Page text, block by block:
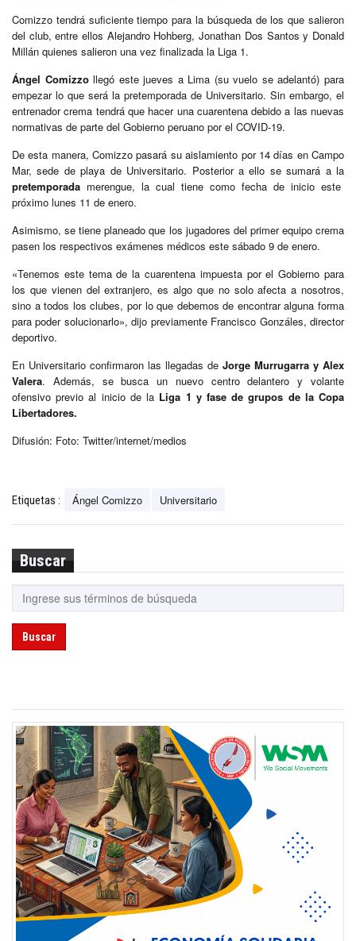
Comizzo tendrá suficiente tiempo para la búsqueda de los que salieron
del club, entre ellos Alejandro Hohberg, Jonathan Dos Santos y Donald
Millán quienes salieron una vez finalizada la Liga 1.
Ángel Comizzollegó este jueves a Lima (su vuelo se adelantó) para
empezar lo que será la pretemporada de Universitario. Sin embargo, el
entrenador crema tendrá que hacer una cuarentena debido a las nuevas
normativas de parte del Gobierno peruano por el COVID-19.
De esta manera, Comizzo pasará su aislamiento por 14 días en Campo
Mar, sede de playa de Universitario. Posterior a ello se sumará a la
pretemporada merengue, la cual tiene como fecha de inicio este
próximo lunes 11 de enero.
Asimismo, se tiene planeado que los jugadores del primer equipo crema
pasen los respectivos exámenes médicos este sábado 9 de enero.
«Tenemos este tema de la cuarentena impuesta por el Gobierno para
los que vienen del extranjero, es algo que no solo afecta a nosotros,
sino a todos los clubes, por lo que debemos de encontrar alguna forma
para poder solucionarlo», dijo previamente Francisco Gonzáles, director
deportivo.
En Universitario confirmaron las llegadas de Jorge Murrugarra y Alex
Valera. Además, se busca un nuevo centro delantero y volante
ofensivo previo al inicio de la Liga 1 y fase de grupos de la Copa
Libertadores.
Difusión: Foto: Twitter/internet/medios
Etiquetas : Ángel Comizzo Universitario
Buscar
Buscar